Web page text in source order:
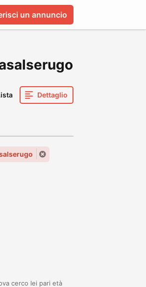
un annuncio
Dettaglio
cerco lei pari età